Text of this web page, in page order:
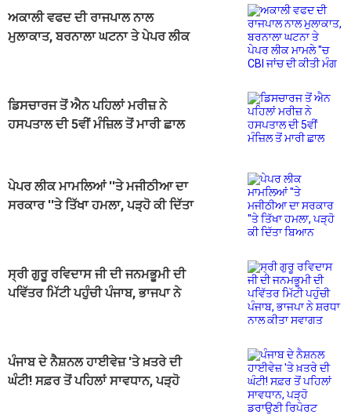
ਅਕਾਲੀ ਵਫਦ ਦੀ ਰਾਜਪਾਲ ਨਾਲ
ਮੁਲਾਕਾਤ, ਬਰਨਾਲਾ ਘਟਨਾ ਤੇ ਪੇਪਰ ਲੀਕ
ਡਿਸਚਾਰਜ ਤੋਂ ਐਨ ਪਹਿਲਾਂ ਮਰੀਜ਼ ਨੇ
ਹਸਪਤਾਲ ਦੀ 5ਵੀਂ ਮੰਜ਼ਿਲ ਤੋਂ ਮਾਰੀ ਛਾਲ
ਪੇਪਰ ਲੀਕ ਮਾਮਲਿਆਂ ''ਤੇ ਮਜੀਠੀਆ ਦਾ
ਸਰਕਾਰ ''ਤੇ ਤਿੱਖਾ ਹਮਲਾ, ਪੜ੍ਹੋ ਕੀ ਦਿੱਤਾ
ਸ੍ਰੀ ਗੁਰੂ ਰਵਿਦਾਸ ਜੀ ਦੀ ਜਨਮਭੂਮੀ ਦੀ
ਪਵਿੱਤਰ ਮਿੱਟੀ ਪਹੁੰਚੀ ਪੰਜਾਬ, ਭਾਜਪਾ ਨੇ
ਪੰਜਾਬ ਦੇ ਨੈਸ਼ਨਲ ਹਾਈਵੇਜ਼ 'ਤੇ ਖ਼ਤਰੇ ਦੀ
ਘੰਟੀ! ਸਫ਼ਰ ਤੋਂ ਪਹਿਲਾਂ ਸਾਵਧਾਨ, ਪੜ੍ਹੋ